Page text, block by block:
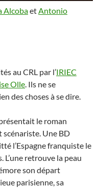
AlcobaetAntonio
au CRL par l’IRIEC
Olle. Ils ne se
des choses à se dire.
le roman
scénariste. Une BD
l’Espagne franquiste le
retrouve la peau
son départ
parisienne, sa